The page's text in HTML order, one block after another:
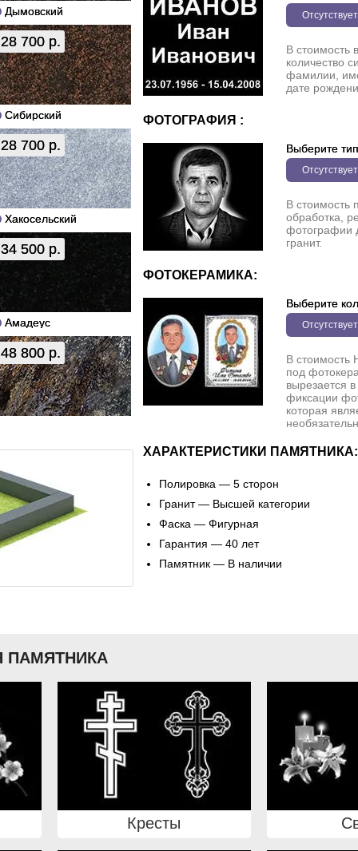
Дымовский
28 700 р.
Сибирский
28 700 р.
Хакосельский
34 500 р.
Амадеус
48 800 р.
Отсутствует
В стоимость
количество
фамилии,
дате
ФОТОГРАФИЯ :
Выберите тип
Отсутствует
В стоимость
обработка,
фотографии
гранит.
ФОТОКЕРАМИКА:
Выберите
Отсутствует
В стоимость
под
вырезается
фиксации
которая
ХАРАКТЕРИСТИКИ ПАМЯТНИКА:
Полировка — 5 сторон
Гранит — Высшей категории
Фаска — Фигурная
Гарантия — 40 лет
Памятник — В наличии
ПАМЯТНИКА
Кресты